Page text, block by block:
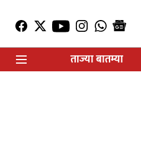
ताज्या बातम्या